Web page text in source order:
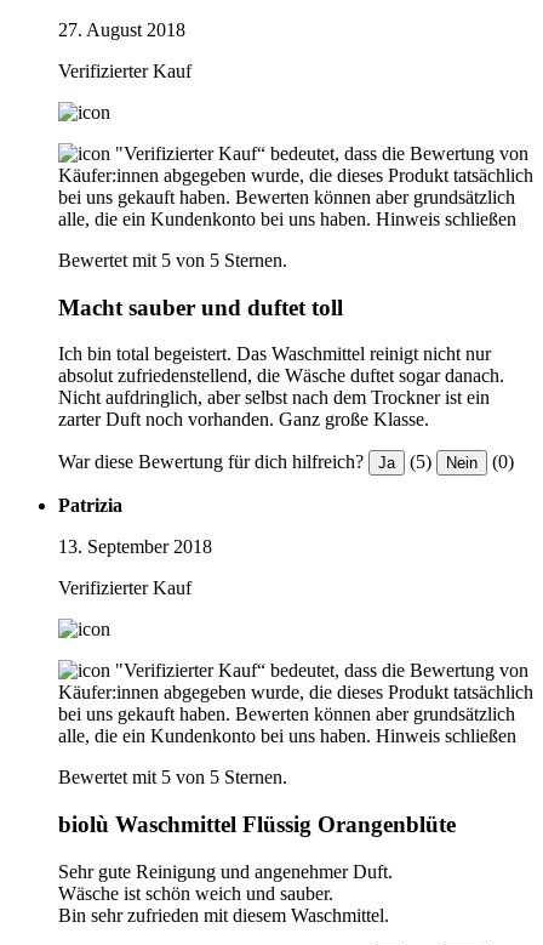
27. August 2018
Verifizierter Kauf
"Verifizierter Kauf“ bedeutet, dass die Bewertung von
Käufer:innen abgegeben wurde, die dieses Produkt tatsächlich
bei uns gekauft haben. Bewerten können aber grundsätzlich
alle, die ein Kundenkonto bei uns haben. Hinweis schließen
Bewertet mit 5 von 5 Sternen.
Macht sauber und duftet toll
Ich bin total begeistert. Das Waschmittel reinigt nicht nur
absolut zufriedenstellend, die Wäsche duftet sogar danach.
Nicht aufdringlich, aber selbst nach dem Trockner ist ein
zarter Duft noch vorhanden. Ganz große Klasse.
War diese Bewertung für dich hilfreich? Ja (5) Nein (0)
Patrizia
13. September 2018
Verifizierter Kauf
"Verifizierter Kauf“ bedeutet, dass die Bewertung von
Käufer:innen abgegeben wurde, die dieses Produkt tatsächlich
bei uns gekauft haben. Bewerten können aber grundsätzlich
alle, die ein Kundenkonto bei uns haben. Hinweis schließen
Bewertet mit 5 von 5 Sternen.
biolù Waschmittel Flüssig Orangenblüte
Sehr gute Reinigung und angenehmer Duft.
Wäsche ist schön weich und sauber.
Bin sehr zufrieden mit diesem Waschmittel.